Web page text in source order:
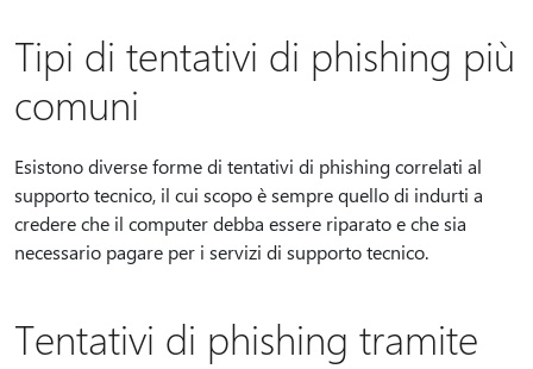
Tipi di tentativi di phishing più
comuni
Esistono diverse forme di tentativi di phishing correlati al
supporto tecnico, il cui scopo è sempre quello di indurti a
credere che il computer debba essere riparato e che sia
necessario pagare per i servizi di supporto tecnico.
Tentativi di phishing tramite